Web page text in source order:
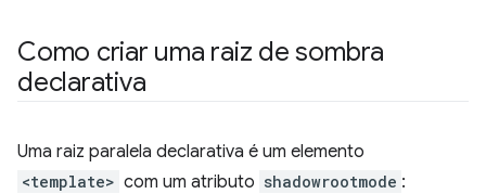
Como criar uma raiz de sombra
declarativa
Uma raiz paralela declarativa é um elemento
<template> com um atributo shadowrootmode :